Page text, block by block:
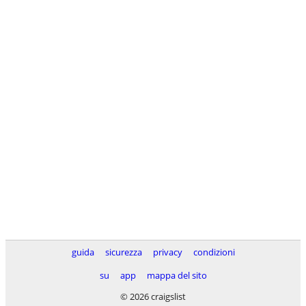
guida sicurezza privacy
condizioni
su
app
mappa del sito
© 2026 craigslist